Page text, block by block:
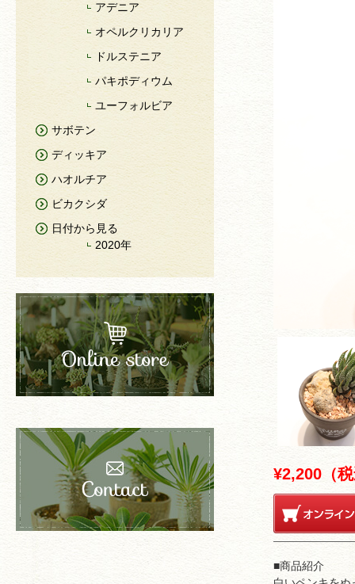
¥2,200（
■商品紹介
アデニア
オペルクリカリア
ドルステニア
パキポディウム
ユーフォルビア
サボテン
ディッキア
ハオルチア
ビカクシダ
日付から見る
2020年